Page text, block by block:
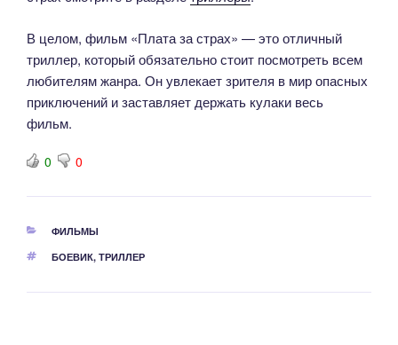
В целом, фильм «Плата за страх» — это отличный
триллер, который обязательно стоит посмотреть всем
любителям жанра. Он увлекает зрителя в мир опасных
приключений и заставляет держать кулаки весь
фильм.
0 0
РУБРИКИ
ФИЛЬМЫ
МЕТКИ
БОЕВИК, ТРИЛЛЕР